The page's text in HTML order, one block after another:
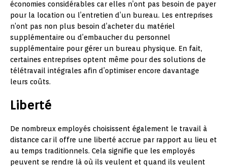
économies considérables car elles n’ont pas besoin de payer
pour la location ou l’entretien d’un bureau. Les entreprises
n’ont pas non plus besoin d’acheter du matériel
supplémentaire ou d’embaucher du personnel
supplémentaire pour gérer un bureau physique. En fait,
certaines entreprises optent même pour des solutions de
télétravail intégrales afin d’optimiser encore davantage
leurs coûts.
Liberté
De nombreux employés choisissent également le travail à
distance car il offre une liberté accrue par rapport au lieu et
au temps traditionnels. Cela signifie que les employés
peuvent se rendre là où ils veulent et quand ils veulent